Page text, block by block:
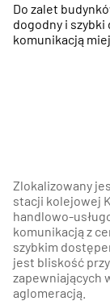
Do zalet
dogodny i
komunikacją
Zlokalizowany
stacji kolejowej
handlowo-
komunikacją z
szybkim
jest bliskość
zapewniających
aglomeracją.